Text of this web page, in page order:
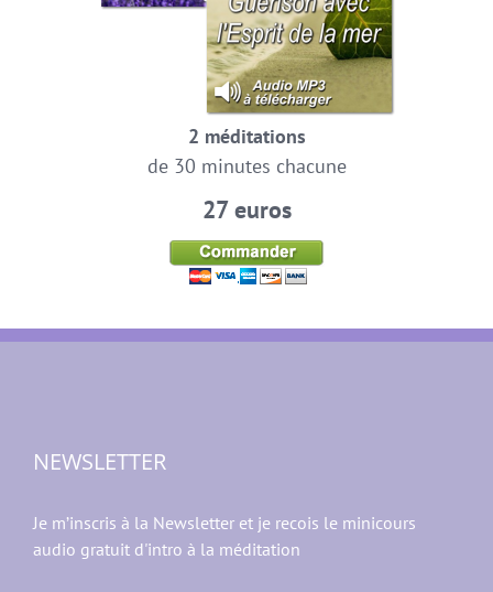
2 méditations
Je m’inscris à la Newsletter et je recois le minicours